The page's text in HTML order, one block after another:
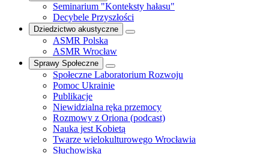
Seminarium "Konteksty hałasu"
Decybele Przyszłości
Dziedzictwo akustyczne
ASMR Polska
ASMR Wrocław
Sprawy Społeczne
Społeczne Laboratorium Rozwoju
Pomoc Ukrainie
Publikacje
Niewidzialna ręka przemocy
Rozmowy z Oriona (podcast)
Nauka jest Kobietą
Twarze wielokulturowego Wrocławia
Słuchowiska